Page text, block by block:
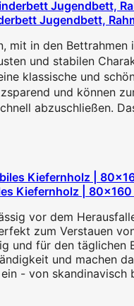
Jugendbett,
mit in den Bettrahmen
und stabilen
klassische und
und können
abzuschließen.
Kiefernholz |
vor dem
zum Verstauen
und für den täglichen
und machen
- von skandinavisch